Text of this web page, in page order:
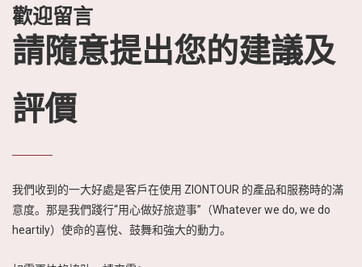
歡迎留言
請隨意提出您的建議及
評價
我們收到的一大好處是客戶在使用 ZIONTOUR 的產品和服務時的滿
意度。那是我們踐行“用心做好旅遊事”（Whatever we do, we do
heartily）使命的喜悅、鼓舞和強大的動力。